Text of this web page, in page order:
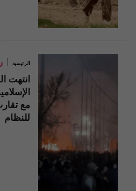
الرئيسية
انتهت
مع
للنظام